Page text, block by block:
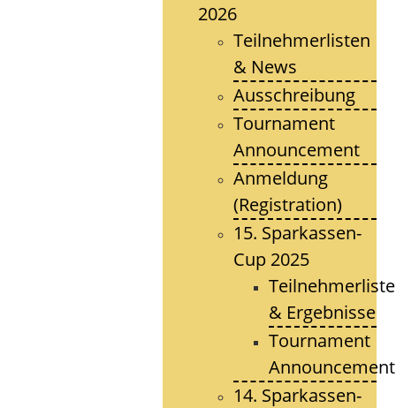
2026
Teilnehmerlisten
& News
Ausschreibung
Tournament
Announcement
Anmeldung
(Registration)
15. Sparkassen-
Cup 2025
& Ergebnisse
Tournament
Announcement
14. Sparkassen-